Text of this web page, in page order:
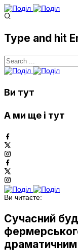
Type and hit
Ви тут
А ми ще і тут
Ви читаєте:
Сучасний
драматичним